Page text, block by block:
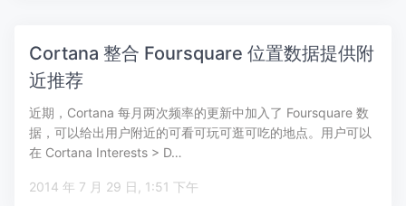
Cortana 整合 Foursquare 位置数据提供附
近推荐
近期，Cortana 每月两次频率的更新中加入了 Foursquare 数
据，可以给出用户附近的可看可玩可逛可吃的地点。用户可以
在 Cortana Interests > D…
2014 年 7 月 29 日, 1:51 下午